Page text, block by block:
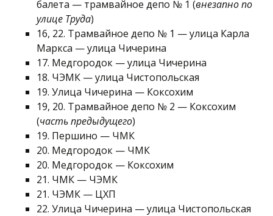
балета — трамвайное депо № 1 (внезапно по
улице Труда)
16, 22. Трамвайное депо № 1 — улица Карла
Маркса — улица Чичерина
17. Медгородок — улица Чичерина
18. ЧЭМК — улица Чистопольская
19. Улица Чичерина — Коксохим
19, 20. Трамвайное депо № 2 — Коксохим
(часть предыдущего)
19. Першино — ЧМК
20. Медгородок — ЧМК
20. Медгородок — Коксохим
21. ЧМК — ЧЭМК
21. ЧЭМК — ЦХП
22. Улица Чичерина — улица Чистопольская